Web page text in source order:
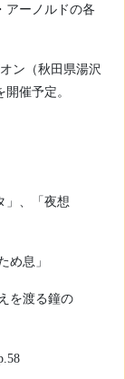
アーノルドの各
ン（秋田県湯沢
催予定。
」、「夜想
め息」
を渡る鐘の